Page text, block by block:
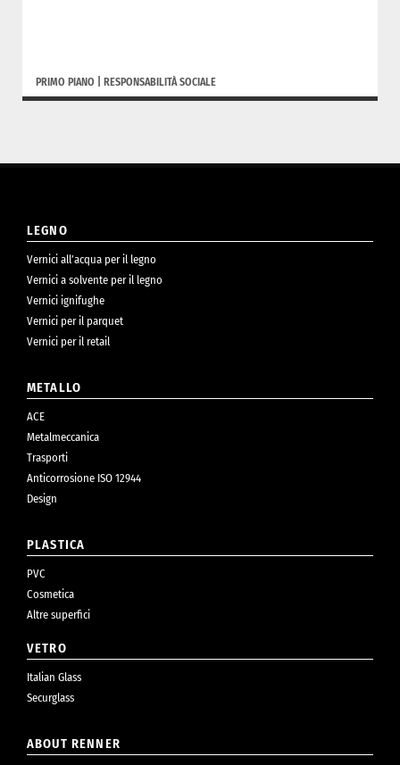
PRIMO PIANO RESPONSABILITÀ SOCIALE
LEGNO
Vernici all’acqua per il legno
Vernici a solvente per il legno
Vernici ignifughe
Vernici per il parquet
Vernici per il retail
METALLO
ACE
Metalmeccanica
Trasporti
Anticorrosione ISO 12944
Design
PLASTICA
PVC
Cosmetica
Altre superfici
VETRO
Italian Glass
Securglass
ABOUT RENNER